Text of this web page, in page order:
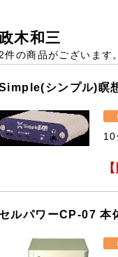
木和三
2件の商品がございます。
シンプル)瞑
10
セルパワーCP-07 本